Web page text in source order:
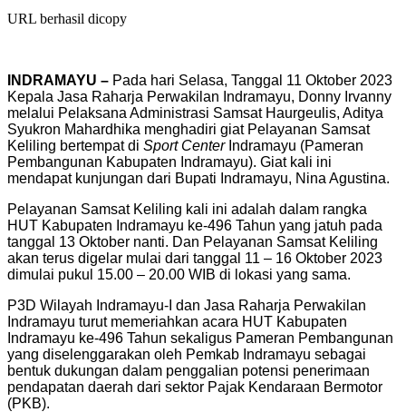
URL berhasil dicopy
INDRAMAYU – Pada hari Selasa, Tanggal 11 Oktober 2023
Kepala Jasa Raharja Perwakilan Indramayu, Donny Irvanny
melalui Pelaksana Administrasi Samsat Haurgeulis, Aditya
Syukron Mahardhika menghadiri giat Pelayanan Samsat
Keliling bertempat di Sport CenterIndramayu (Pameran
Pembangunan Kabupaten Indramayu). Giat kali ini
mendapat kunjungan dari Bupati Indramayu, Nina Agustina.
Pelayanan Samsat Keliling kali ini adalah dalam rangka
HUT Kabupaten Indramayu ke-496 Tahun yang jatuh pada
tanggal 13 Oktober nanti. Dan Pelayanan Samsat Keliling
akan terus digelar mulai dari tanggal 11 – 16 Oktober 2023
dimulai pukul 15.00 – 20.00 WIB di lokasi yang sama.
P3D Wilayah Indramayu-I dan Jasa Raharja Perwakilan
Indramayu turut memeriahkan acara HUT Kabupaten
Indramayu ke-496 Tahun sekaligus Pameran Pembangunan
yang diselenggarakan oleh Pemkab Indramayu sebagai
bentuk dukungan dalam penggalian potensi penerimaan
pendapatan daerah dari sektor Pajak Kendaraan Bermotor
(PKB).